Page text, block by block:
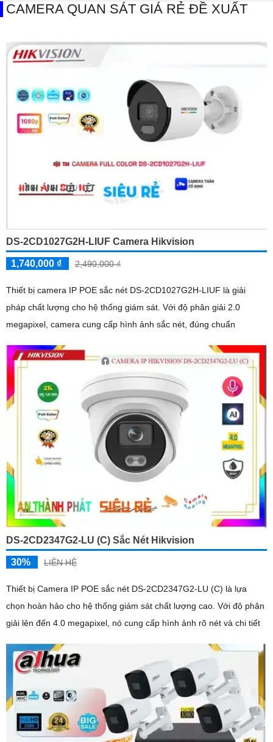
CAMERA QUAN SÁT GIÁ RẺ ĐỀ XUẤT
DS-2CD1027G2H-LIUF Camera Hikvision
1,740,000 ₫ 2,490,000 ₫
Thiết bị camera IP POE sắc nét DS-2CD1027G2H-LIUF là giải
pháp chất lượng cho hệ thống giám sát. Với độ phân giải 2.0
megapixel, camera cung cấp hình ảnh sắc nét, đúng chuẩn
DS-2CD2347G2-LU (C) Sắc Nét Hikvision
30% LIÊN HỆ
Thiết bị Camera IP POE sắc nét DS-2CD2347G2-LU (C) là lựa
chọn hoàn hảo cho hệ thống giám sát chất lượng cao. Với độ phân
giải lên đến 4.0 megapixel, nó cung cấp hình ảnh rõ nét và chi tiết